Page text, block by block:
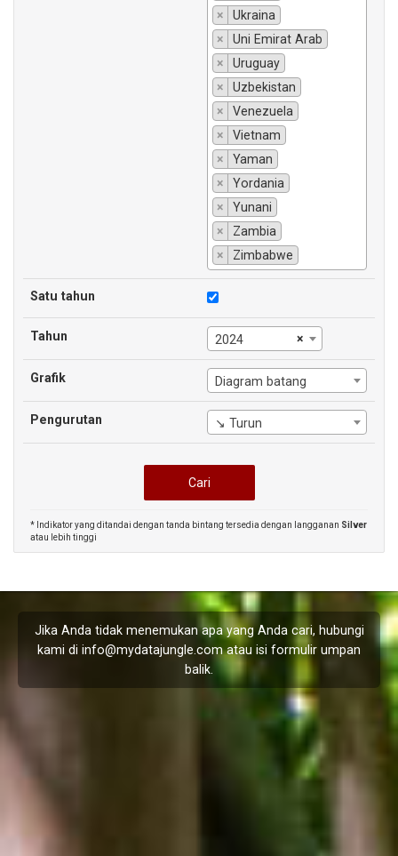
×
Ukraina
×
Uni Emirat Arab
×
Uruguay
×
Uzbekistan
×
Venezuela
×
Vietnam
×
Yaman
×
Yordania
×
Yunani
×
Zambia
×
Zimbabwe
Satu tahun
Tahun ×
2024
Grafik Diagram batang
Pengurutan ↘ Turun
* Indikator yang ditandai dengan tanda bintang tersedia dengan langganan Silver
atau lebih tinggi
Jika Anda tidak menemukan apa yang Anda cari, hubungi
kami di info@mydatajungle.comatau isi formulir umpan
balik